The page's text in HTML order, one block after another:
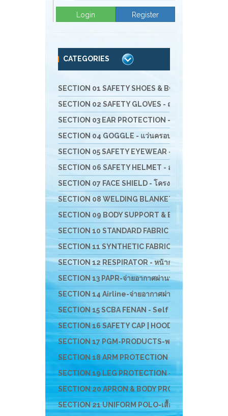
Login Register
CATEGORIES
SECTION 01 SAFETY SHOES & BOOTS - รองเท้า
SECTION 02 SAFETY GLOVES - ถุงมือนิรภัย
SECTION 03 EAR PROTECTION - อุปกรณ์สำหรับลด
SECTION 04 GOGGLE - แว่นครอบตานิรภัย
SECTION 05 SAFETY EYEWEAR - แว่นตานิรภัย แ
SECTION 06 SAFETY HELMET - อุปกรณ์ป้องกันศีร
SECTION 07 FACE SHIELD - โครงกระบังหน้าสำห
SECTION 08 WELDING BLANKET - ผ้าห่มกันสะเก็
SECTION 09 BODY SUPPORT & BACK
SECTION 10 STANDARD FABRIC MASK- ผ้าปิดจมู
SECTION 11 SYNTHETIC FABRIC MASK - ผ้าปิดจมู
SECTION 12 RESPIRATOR - หน้ากากตลับกรอง
SECTION 13 PAPR-จ่ายอากาศผ่านพัดลม BESTSAFE
SECTION 14 Airline-จ่ายอากาศผ่านสายลม
SECTION 15 SCBA FENAN - Self Contained
SECTION 16 SAFETY CAP | HOOD | หมวกผ้า หมว
SECTION 17 PGM-PRODUCTS-พรม-กระเป๋า-ร่ม-
SECTION 18 ARM PROTECTION - ปลอกแขนนิรภัย
SECTION 19 LEG PROTECTION - ปลอกขานิรภัย
SECTION 20 APRON & BODY PROTECTION- เอี๊ย
SECTION 21 UNIFORM POLO-เสื้อโปโล-เสื้อ T-